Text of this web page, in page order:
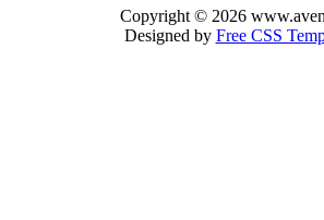
Copyright © 2026
Designed by Free CSS